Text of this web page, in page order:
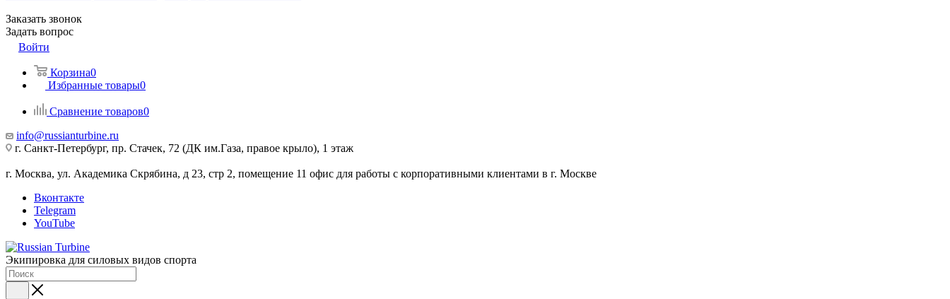
Заказать звонок
Задать вопрос
Войти
Корзина0
Избранные товары0
Сравнение товаров0
info@russianturbine.ru
г. Санкт-Петербург, пр. Стачек, 72 (ДК им.Газа, правое крыло), 1 этаж
г. Москва, ул. Академика Скрябина, д 23, стр 2, помещение 11 офис для работы с корпоративными клиентами в г. Москве
Вконтакте
Telegram
YouTube
Экипировка для силовых видов спорта